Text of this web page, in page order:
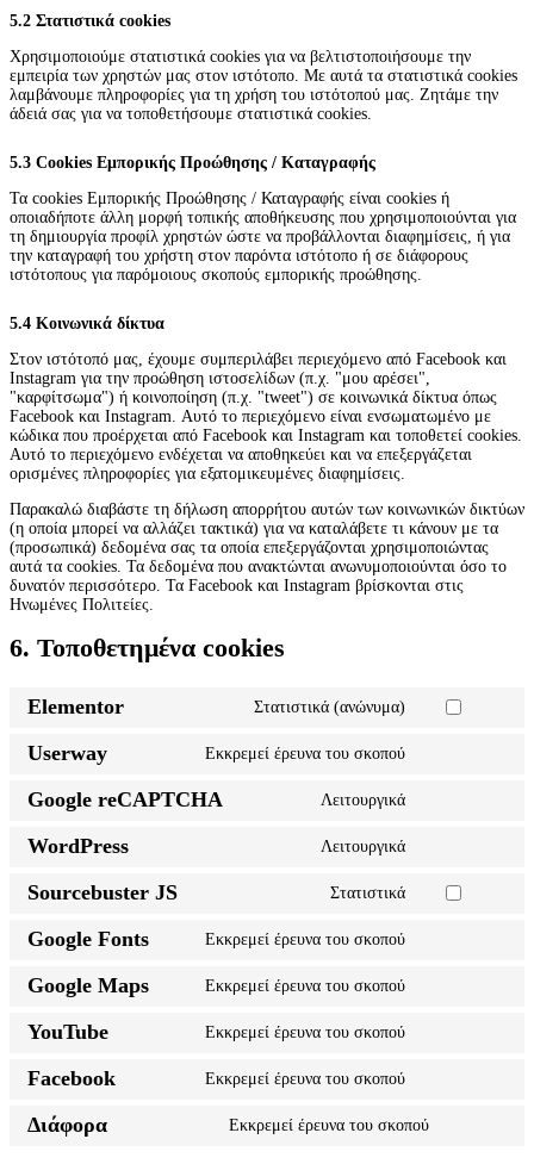
5.2 Στατιστικά cookies
Χρησιμοποιούμε στατιστικά cookies για να βελτιστοποιήσουμε την
εμπειρία των χρηστών μας στον ιστότοπο. Με αυτά τα στατιστικά cookies
λαμβάνουμε πληροφορίες για τη χρήση του ιστότοπού μας. Ζητάμε την
άδειά σας για να τοποθετήσουμε στατιστικά cookies.
5.3 Cookies Εμπορικής Προώθησης / Καταγραφής
Τα cookies Εμπορικής Προώθησης / Καταγραφής είναι cookies ή
οποιαδήποτε άλλη μορφή τοπικής αποθήκευσης που χρησιμοποιούνται για
τη δημιουργία προφίλ χρηστών ώστε να προβάλλονται διαφημίσεις, ή για
την καταγραφή του χρήστη στον παρόντα ιστότοπο ή σε διάφορους
ιστότοπους για παρόμοιους σκοπούς εμπορικής προώθησης.
5.4 Κοινωνικά δίκτυα
Στον ιστότοπό μας, έχουμε συμπεριλάβει περιεχόμενο από Facebook και
Instagram για την προώθηση ιστοσελίδων (π.χ. "μου αρέσει",
"καρφίτσωμα") ή κοινοποίηση (π.χ. "tweet") σε κοινωνικά δίκτυα όπως
Facebook και Instagram. Αυτό το περιεχόμενο είναι ενσωματωμένο με
κώδικα που προέρχεται από Facebook και Instagram και τοποθετεί cookies.
Αυτό το περιεχόμενο ενδέχεται να αποθηκεύει και να επεξεργάζεται
ορισμένες πληροφορίες για εξατομικευμένες διαφημίσεις.
Παρακαλώ διαβάστε τη δήλωση απορρήτου αυτών των κοινωνικών δικτύων
(η οποία μπορεί να αλλάζει τακτικά) για να καταλάβετε τι κάνουν με τα
(προσωπικά) δεδομένα σας τα οποία επεξεργάζονται χρησιμοποιώντας
αυτά τα cookies. Τα δεδομένα που ανακτώνται ανωνυμοποιούνται όσο το
δυνατόν περισσότερο. Τα Facebook και Instagram βρίσκονται στις
Ηνωμένες Πολιτείες.
6. Τοποθετημένα cookies
Elementor Στατιστικά (ανώνυμα)
Consent
Userway Εκκρεμεί έρευνα του σκοπού
Google reCAPTCHA Λειτουργικά
recaptcha
WordPress Λειτουργικά
service
Sourcebuster JS Στατιστικά
Consent
Google Fonts Εκκρεμεί έρευνα του σκοπού
Google Maps Εκκρεμεί έρευνα του σκοπού
YouTube Εκκρεμεί έρευνα του σκοπού
Facebook Εκκρεμεί έρευνα του σκοπού
service
Διάφορα Εκκρεμεί έρευνα του σκοπού